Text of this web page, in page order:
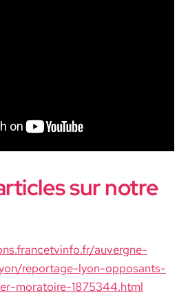
sur notre
auvergne-
reportage-lyon-opposants-
moratoire-1875344.html